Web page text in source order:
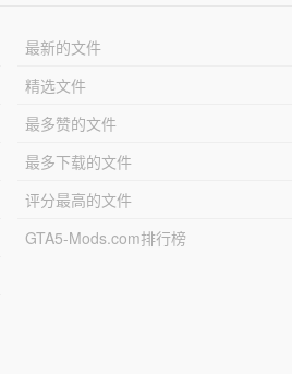
最新的文件
精选文件
最多赞的文件
最多下载的文件
评分最高的文件
GTA5-Mods.com排行榜